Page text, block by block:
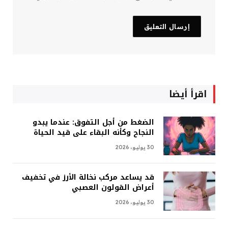
اقرأ أيضا
الضغط من أجل التفوق: عندما يبدو
النجاح وكأنه البقاء على قيد الحياة
30 يوليو، 2026
قد يساعد مركب نخالة الأرز في تخفيف
أعراض القولون العصبي
30 يوليو، 2026